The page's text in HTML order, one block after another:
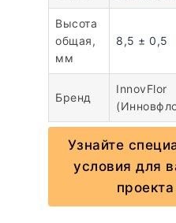
Высота
общая,
мм
8,5 ± 0,5
Бренд
InnovFlor
Узнайте
условия для
проекта